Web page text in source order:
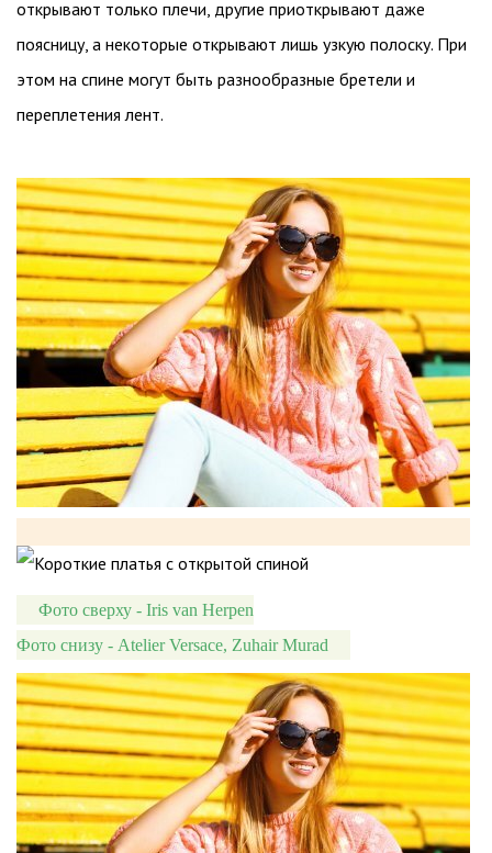
открывают только плечи, другие приоткрывают даже
поясницу, а некоторые открывают лишь узкую полоску. При
этом на спине могут быть разнообразные бретели и
переплетения лент.
Фото сверху - Iris van Herpen
Фото снизу - Atelier Versace, Zuhair Murad